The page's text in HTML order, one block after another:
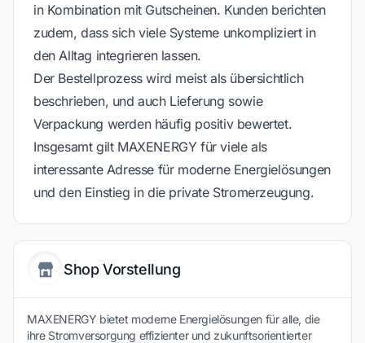
in Kombination mit Gutscheinen. Kunden berichten
zudem, dass sich viele Systeme unkompliziert in
den Alltag integrieren lassen.
Der Bestellprozess wird meist als übersichtlich
beschrieben, und auch Lieferung sowie
Verpackung werden häufig positiv bewertet.
Insgesamt gilt MAXENERGY für viele als
interessante Adresse für moderne Energielösungen
und den Einstieg in die private Stromerzeugung.
Shop Vorstellung
MAXENERGY bietet moderne Energielösungen für alle, die
ihre Stromversorgung effizienter und zukunftsorientierter